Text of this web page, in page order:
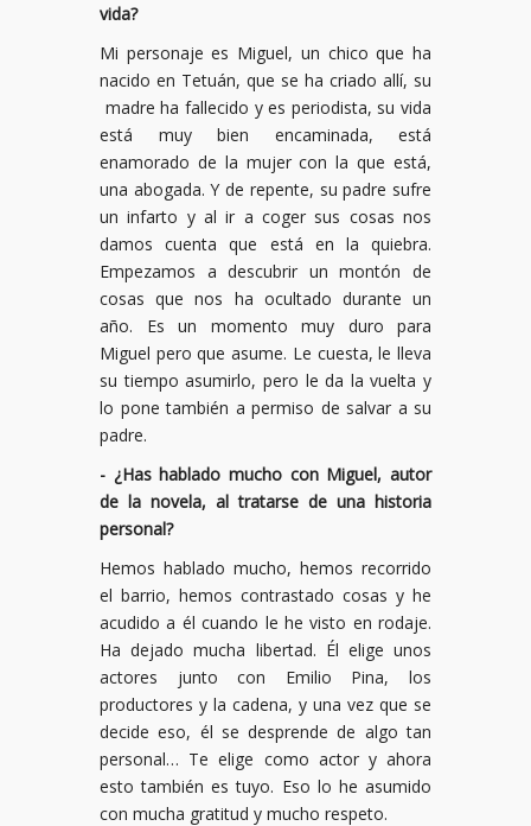
vida?
Mi personaje es Miguel, un chico que ha
nacido en Tetuán, que se ha criado allí, su
madre ha fallecido y es periodista, su vida
está muy bien encaminada, está
enamorado de la mujer con la que está,
una abogada. Y de repente, su padre sufre
un infarto y al ir a coger sus cosas nos
damos cuenta que está en la quiebra.
Empezamos a descubrir un montón de
cosas que nos ha ocultado durante un
año. Es un momento muy duro para
Miguel pero que asume. Le cuesta, le lleva
su tiempo asumirlo, pero le da la vuelta y
lo pone también a permiso de salvar a su
padre.
- ¿Has hablado mucho con Miguel, autor
de la novela, al tratarse de una historia
personal?
Hemos hablado mucho, hemos recorrido
el barrio, hemos contrastado cosas y he
acudido a él cuando le he visto en rodaje.
Ha dejado mucha libertad. Él elige unos
actores junto con Emilio Pina, los
productores y la cadena, y una vez que se
decide eso, él se desprende de algo tan
personal… Te elige como actor y ahora
esto también es tuyo. Eso lo he asumido
con mucha gratitud y mucho respeto.